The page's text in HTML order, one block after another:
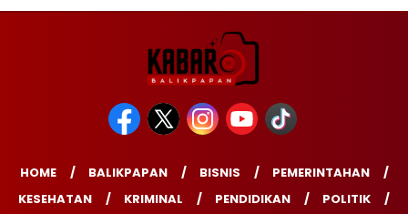
HOME BALIKPAPAN BISNIS
PEMERINTAHAN
KESEHATAN
KRIMINAL PENDIDIKAN POLITIK